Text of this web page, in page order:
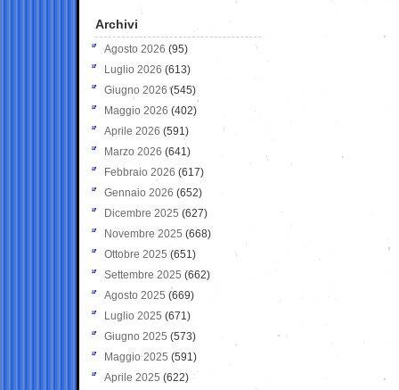
Archivi
Agosto 2026 (95)
Luglio 2026 (613)
Giugno 2026 (545)
Maggio 2026 (402)
Aprile 2026 (591)
Marzo 2026 (641)
Febbraio 2026 (617)
Gennaio 2026 (652)
Dicembre 2025 (627)
Novembre 2025 (668)
Ottobre 2025 (651)
Settembre 2025 (662)
Agosto 2025 (669)
Luglio 2025 (671)
Giugno 2025 (573)
Maggio 2025 (591)
Aprile 2025 (622)